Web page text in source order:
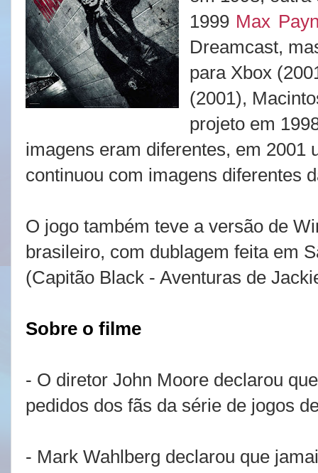
1999 Max
Dreamcast,
para Xbox
(2001),
projeto em
imagens eram diferentes, em 2001
continuou com imagens diferentes
O jogo também teve a versão de
brasileiro, com dublagem feita em
(Capitão Black - Aventuras de
Sobre o filme
- O diretor John Moore declarou
pedidos dos fãs da série de jogos
- Mark Wahlberg declarou que